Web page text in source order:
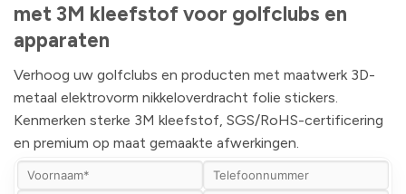
met 3M kleefstof voor golfclubs en
apparaten
Verhoog uw golfclubs en producten met maatwerk 3D-
metaal elektrovorm nikkeloverdracht folie stickers.
Kenmerken sterke 3M kleefstof, SGS/RoHS-certificering
en premium op maat gemaakte afwerkingen.